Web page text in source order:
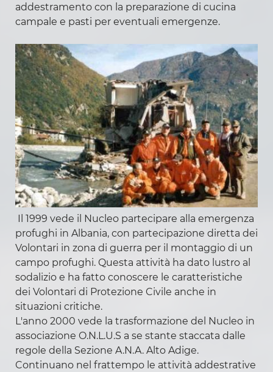
Informazioni
addestramento con la preparazione di cucina
campale e pasti per eventuali emergenze.
Il 1999 vede il Nucleo partecipare alla emergenza
profughi in Albania, con partecipazione diretta dei
Volontari in zona di guerra per il montaggio di un
campo profughi. Questa attività ha dato lustro al
sodalizio e ha fatto conoscere le caratteristiche
dei Volontari di Protezione Civile anche in
situazioni critiche.
L'anno 2000 vede la trasformazione del Nucleo in
associazione O.N.L.U.S a se stante staccata dalle
regole della Sezione A.N.A. Alto Adige.
Continuano nel frattempo le attività addestrative